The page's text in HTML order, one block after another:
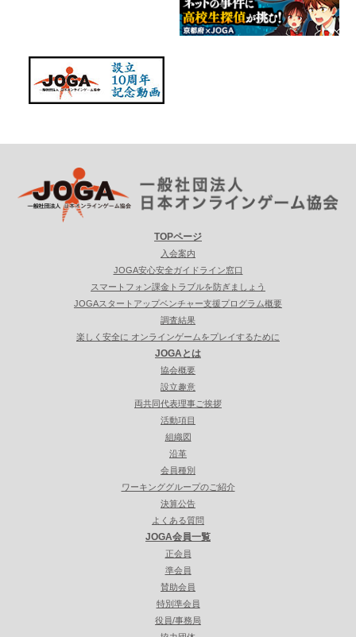
TOPページ
入会案内
JOGA安心安全ガイドライン窓口
スマートフォン課金トラブルを防ぎましょう
JOGAスタートアップベンチャー支援プログラム概要
調査結果
楽しく安全に オンラインゲームをプレイするために
JOGAとは
協会概要
設立趣意
両共同代表理事ご挨拶
活動項目
組織図
沿革
会員種別
ワーキンググループのご紹介
決算公告
よくある質問
JOGA会員一覧
正会員
準会員
賛助会員
特別準会員
役員/事務局